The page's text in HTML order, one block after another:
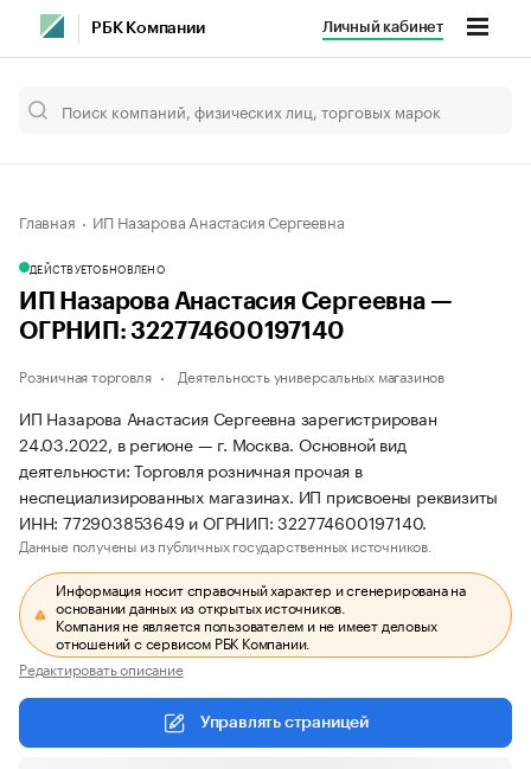
РБК Компании Личный кабинет
Главная ИП Назарова Анастасия Сергеевна
ДЕЙСТВУЕТОБНОВЛЕНО
ИП Назарова Анастасия Сергеевна —
ОГРНИП: 322774600197140
Розничная торговля Деятельность универсальных магазинов
ИП Назарова Анастасия Сергеевна зарегистрирован
24.03.2022, в регионе — г. Москва. Основной вид
деятельности: Торговля розничная прочая в
неспециализированных магазинах. ИП присвоены реквизиты
ИНН: 772903853649 и ОГРНИП: 322774600197140.
Данные получены из публичных государственных источников.
Информация носит справочный характер и сгенерирована на
основании данных из открытых источников.
Компания не является пользователем и не имеет деловых
отношений с сервисом РБК Компании.
Редактировать описание
Управлять страницей